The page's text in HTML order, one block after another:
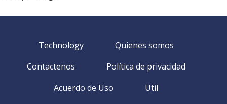
Technology
Quienes somos
Contactenos
Política de privacidad
Acuerdo de Uso
Util